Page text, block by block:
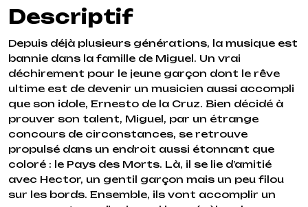
Descriptif
Depuis déjà plusieurs générations, la musique est
bannie dans la famille de Miguel. Un vrai
déchirement pour le jeune garçon dont le rêve
ultime est de devenir un musicien aussi accompli
que son idole, Ernesto de la Cruz. Bien décidé à
prouver son talent, Miguel, par un étrange
concours de circonstances, se retrouve
propulsé dans un endroit aussi étonnant que
coloré : le Pays des Morts. Là, il se lie d’amitié
avec Hector, un gentil garçon mais un peu filou
sur les bords. Ensemble, ils vont accomplir un